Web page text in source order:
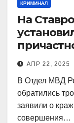
КРИМИНАЛ
На
АПР 22, 2025
В Отдел МВД
обратились
заявили о
совершения…